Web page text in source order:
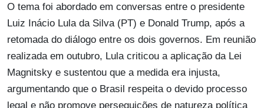
O tema foi abordado em conversas entre o presidente
Luiz Inácio Lula da Silva (PT) e Donald Trump, após a
retomada do diálogo entre os dois governos. Em reunião
realizada em outubro, Lula criticou a aplicação da Lei
Magnitsky e sustentou que a medida era injusta,
argumentando que o Brasil respeita o devido processo
legal e não promove perseguições de natureza política